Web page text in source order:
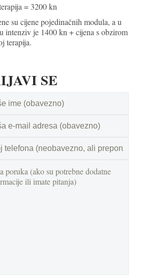
= 3200 kn
su cijene pojedinačnih modula, a u
intenziv je 1400 kn + cijena s obzirom
terapija.
SE